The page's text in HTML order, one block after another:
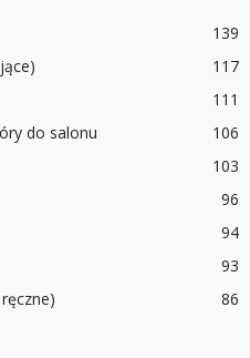
139
117
111
do salonu
106
103
96
94
93
86